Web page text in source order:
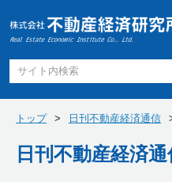
トップ 日刊不動産経済通信
日刊不動産経済通